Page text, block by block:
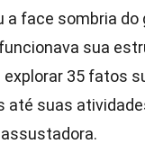
a face sombria do
sua
explorar 35 fatos
até suas